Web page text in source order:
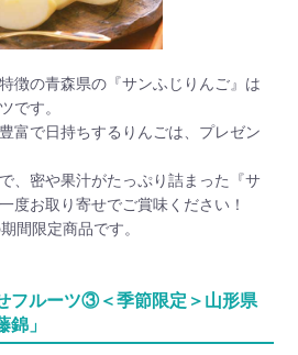
徴の青森県の『サンふじりんご』は
です。
富で日持ちするりんごは、プレゼン
、密や果汁がたっぷり詰まった『サ
度お取り寄せでご賞味ください！
間限定商品です。
フルーツ③＜季節限定＞山形県
錦」